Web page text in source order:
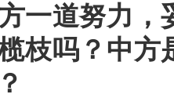
一道努力，
枝吗？中方